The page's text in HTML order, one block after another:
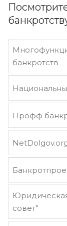
банкротств
Профф
Юридическая
совет"